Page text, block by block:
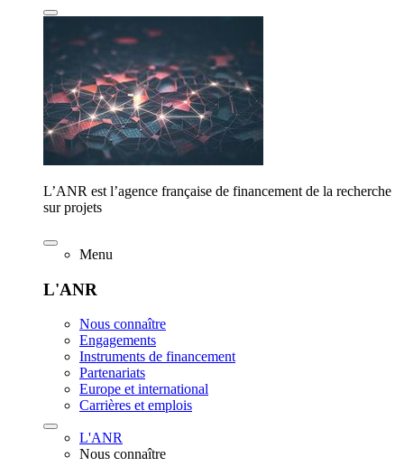
L’ANR est l’agence française de financement de la recherche
sur projets
Menu
L'ANR
Nous connaître
Engagements
Instruments de financement
Partenariats
Europe et international
Carrières et emplois
L'ANR
Nous connaître